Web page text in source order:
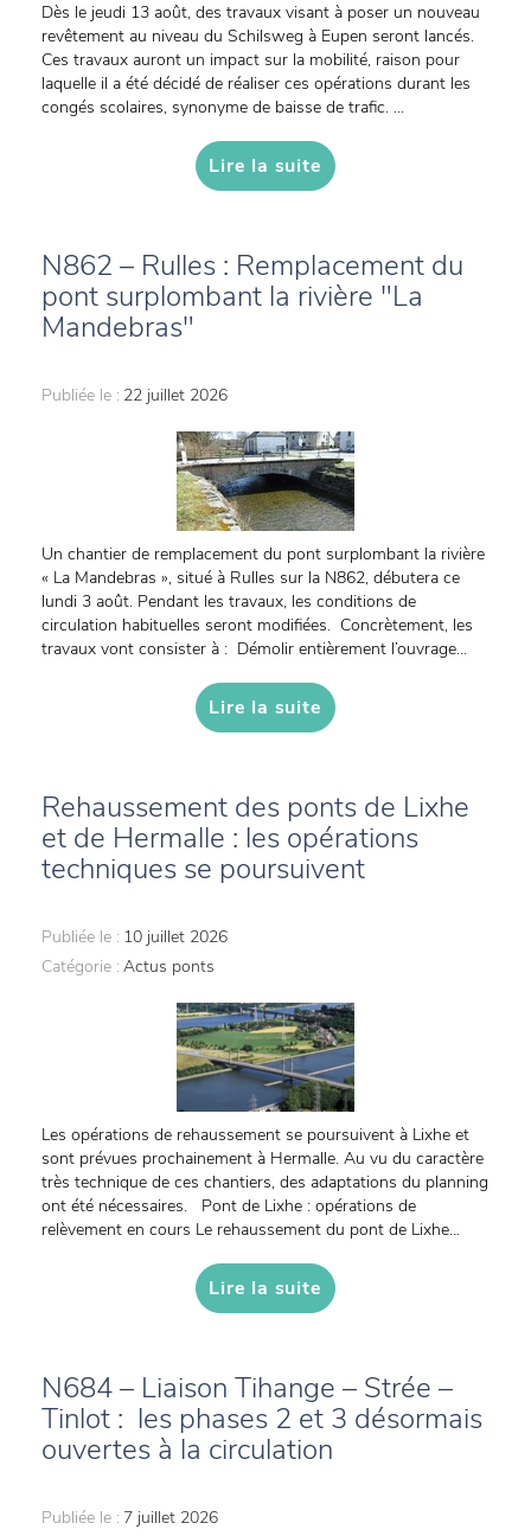
Dès le jeudi 13 août, des travaux visant à poser un nouveau
revêtement au niveau du Schilsweg à Eupen seront lancés.
Ces travaux auront un impact sur la mobilité, raison pour
laquelle il a été décidé de réaliser ces opérations durant les
congés scolaires, synonyme de baisse de trafic. ...
Lire la suite
N862 – Rulles : Remplacement du
pont surplombant la rivière "La
Mandebras"
Publiée le : 22 juillet 2026
Un chantier de remplacement du pont surplombant la rivière
« La Mandebras », situé à Rulles sur la N862, débutera ce
lundi 3 août. Pendant les travaux, les conditions de
circulation habituelles seront modifiées. Concrètement, les
travaux vont consister à : Démolir entièrement l’ouvrage...
Lire la suite
Rehaussement des ponts de Lixhe
et de Hermalle : les opérations
techniques se poursuivent
Publiée le : 10 juillet 2026
Catégorie : Actus ponts
Les opérations de rehaussement se poursuivent à Lixhe et
sont prévues prochainement à Hermalle. Au vu du caractère
très technique de ces chantiers, des adaptations du planning
ont été nécessaires. Pont de Lixhe : opérations de
relèvement en cours Le rehaussement du pont de Lixhe...
Lire la suite
N684 – Liaison Tihange – Strée –
Tinlot : les phases 2 et 3 désormais
ouvertes à la circulation
Publiée le : 7 juillet 2026